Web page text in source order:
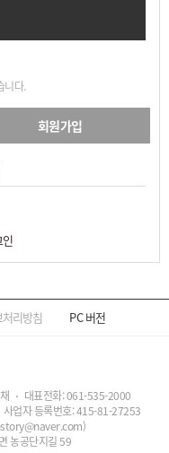
니다.
회원가입
인
리방침 PC버전
대표전화:061-535-2000
사업자 등록번호:415-81-27253
농공단지길 59